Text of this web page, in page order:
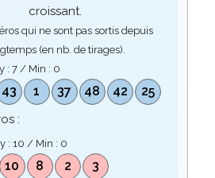
croissant.
qui ne sont pas sortis depuis
(en nb. de tirages).
: 7/ Min : 0
43 1 37 48 42
25
:
: 10 / Min : 0
10 8 2 3